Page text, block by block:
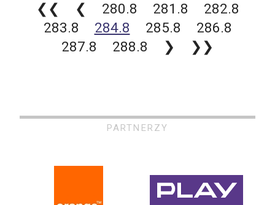
❮❮ ❮ 280.8 281.8
282.8
283.8
284.8 285.8
286.8
287.8
288.8 ❯ ❯❯
PARTNERZY